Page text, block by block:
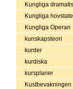
Kungliga
Kungliga
Kungliga Operan
kunskapsteori
kurder
kurdiska
kursplaner
Kustbevakningen